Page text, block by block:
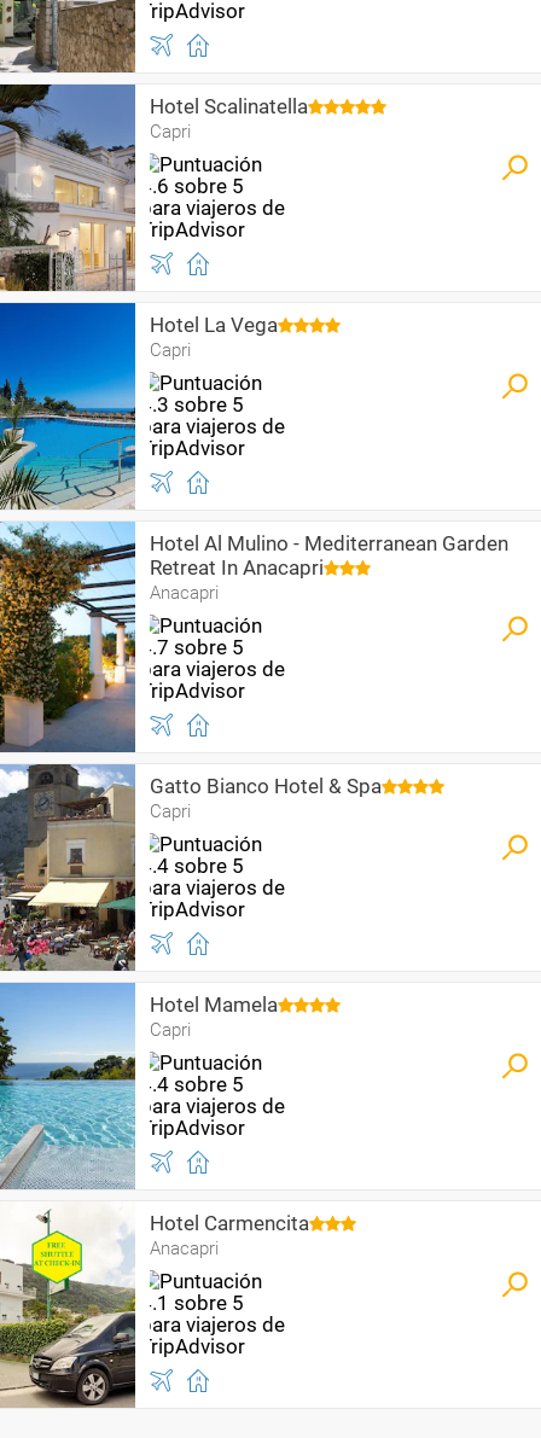
Hotel Scalinatella
Capri
Hotel La Vega
Capri
Hotel Al Mulino - Mediterranean Garden
Retreat In Anacapri
Anacapri
Gatto Bianco Hotel & Spa
Capri
Hotel Mamela
Capri
Hotel Carmencita
Anacapri